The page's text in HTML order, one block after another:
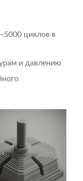
циклов в
и давлению